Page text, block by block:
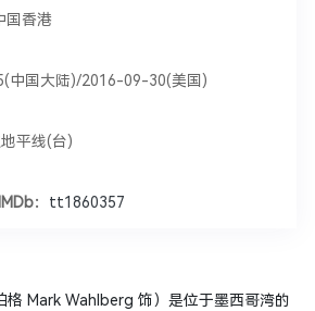
国香港
中国大陆)/2016-09-30(美国)
平线(台)
IMDb： tt1860357
Mark Wahlberg 饰）是位于墨西哥湾的